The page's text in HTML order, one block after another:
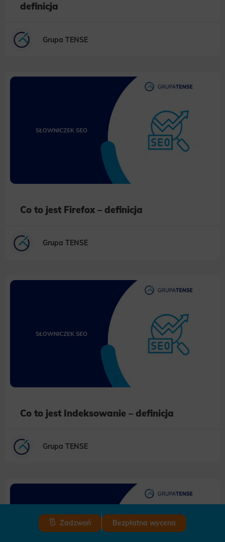
definicja
Grupa TENSE
Co to jest Firefox – definicja
Grupa TENSE
Co to jest Indeksowanie – definicja
Grupa TENSE
Zadzwoń Bezpłatna wycena